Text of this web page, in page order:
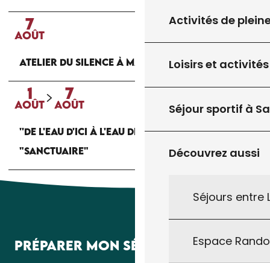
Activités de
Loisirs et activités
Séjour sportif à
Découvrez aussi
Séjours entre
Espace
7
AOÛT
ATELIER DU SILENCE À MARMINIAC
1
AOÛT
7
AOÛT
''DE L'EAU D'ICI À L'EAU DE LÀ'' : EXPOSITION
"SANCTUAIRE"
PRÉPARER MON SÉJOUR